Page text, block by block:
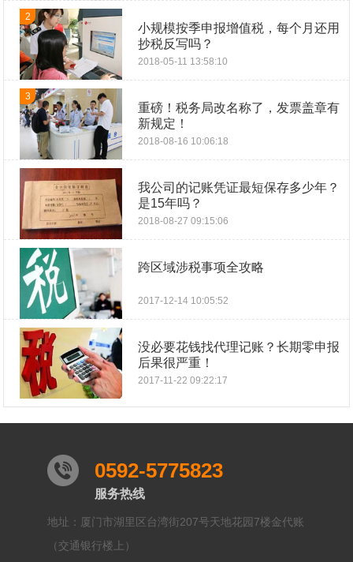
2
小规模按季申报增值税，每个月还用
抄税反写吗？
2018-05-11 13:58:10
3
重磅！税务局改名称了，发票盖章有
新规定！
2018-08-16 10:06:18
我公司的记账凭证最短保存多少年？
是15年吗？
2018-08-27 09:15:06
跨区域涉税事项全攻略
2017-12-14 10:05:52
没必要花钱找代理记账？长期零申报
后果很严重！
2017-11-22 09:22:17
0592-5775823
服务热线
地址：厦门市湖里区台湾街207号天地花园7楼金代账
（交通银行楼上）